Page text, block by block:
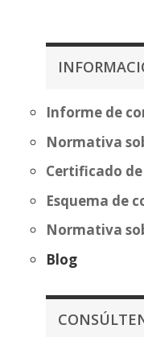
Informe de
Normativa
Certificado
Esquema de
Normativa
Blog